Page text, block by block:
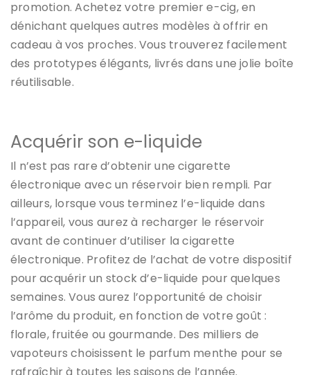
promotion. Achetez votre premier e-cig, en
dénichant quelques autres modèles à offrir en
cadeau à vos proches. Vous trouverez facilement
des prototypes élégants, livrés dans une jolie boîte
réutilisable.
Acquérir son e-liquide
Il n’est pas rare d’obtenir une cigarette
électronique avec un réservoir bien rempli. Par
ailleurs, lorsque vous terminez l’e-liquide dans
l’appareil, vous aurez à recharger le réservoir
avant de continuer d’utiliser la cigarette
électronique. Profitez de l’achat de votre dispositif
pour acquérir un stock d’e-liquide pour quelques
semaines. Vous aurez l’opportunité de choisir
l’arôme du produit, en fonction de votre goût :
florale, fruitée ou gourmande. Des milliers de
vapoteurs choisissent le parfum menthe pour se